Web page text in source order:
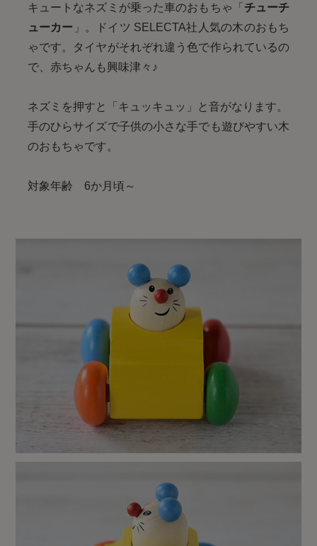
キュートなネズミが乗った車のおもちゃ「 チューチ
ューカー 」。ドイツ SELECTA社人気の木のおもち
ゃです。タイヤがそれぞれ違う色で作られているの
で、赤ちゃんも興味津々♪
ネズミを押すと「キュッキュッ」と音がなります。
手のひらサイズで子供の小さな手でも遊びやすい木
のおもちゃです。
対象年齢 6か月頃～